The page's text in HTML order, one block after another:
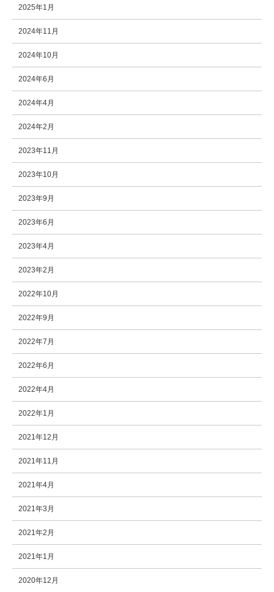
2025年1月
2024年11月
2024年10月
2024年6月
2024年4月
2024年2月
2023年11月
2023年10月
2023年9月
2023年6月
2023年4月
2023年2月
2022年10月
2022年9月
2022年7月
2022年6月
2022年4月
2022年1月
2021年12月
2021年11月
2021年4月
2021年3月
2021年2月
2021年1月
2020年12月